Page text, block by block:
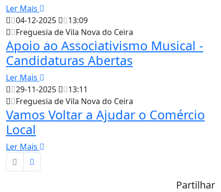
Ler Mais
04-12-2025
13:09
Freguesia de Vila Nova do Ceira
Apoio ao Associativismo Musical -
Candidaturas Abertas
Ler Mais
29-11-2025
13:11
Freguesia de Vila Nova do Ceira
Vamos Voltar a Ajudar o Comércio
Local
Ler Mais
Partilhar